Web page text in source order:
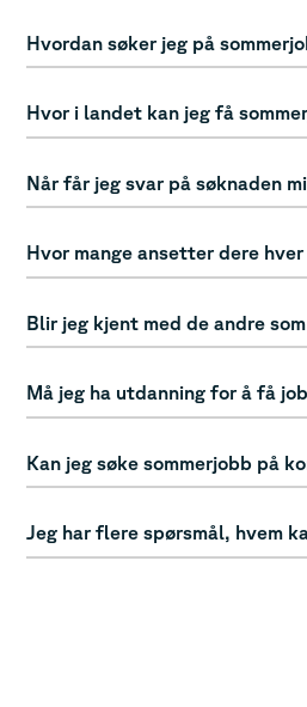
Hvordan søker jeg på
Hvor i landet kan jeg få
Når får jeg svar på søknaden
Hvor mange ansetter dere hver
Blir jeg kjent med de andre
Må jeg ha utdanning for å få
Kan jeg søke sommerjobb på
Jeg har flere spørsmål, hvem